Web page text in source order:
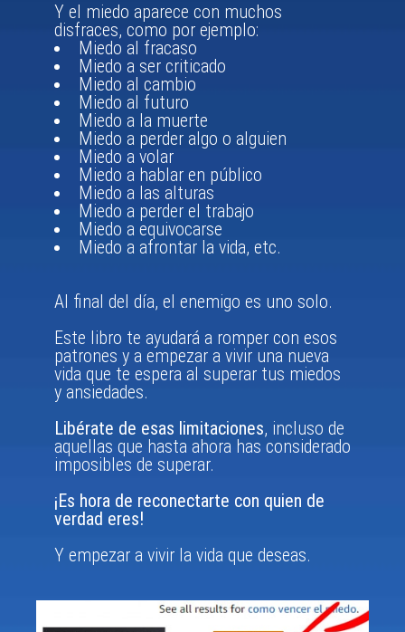
Y el miedo aparece con muchos
disfraces, como por ejemplo:
Miedo al fracaso
Miedo a ser criticado
Miedo al cambio
Miedo al futuro
Miedo a la muerte
Miedo a perder algo o alguien
Miedo a volar
Miedo a hablar en público
Miedo a las alturas
Miedo a perder el trabajo
Miedo a equivocarse
Miedo a afrontar la vida, etc.
Al final del día, el enemigo es uno solo.
Este libro te ayudará a romper con esos
patrones y a empezar a vivir una nueva
vida que te espera al superar tus miedos
y ansiedades.
Libérate de esas limitaciones, incluso de
aquellas que hasta ahora has considerado
imposibles de superar.
¡Es hora de reconectarte con quien de
verdad eres!
Y empezar a vivir la vida que deseas.